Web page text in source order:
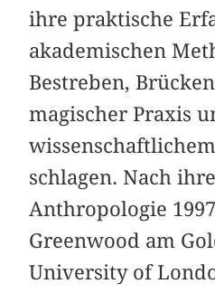
ihre praktische
akademischen
Bestreben,
magischer Praxis
schlagen. Nach
Anthropologie
Greenwood am
University of